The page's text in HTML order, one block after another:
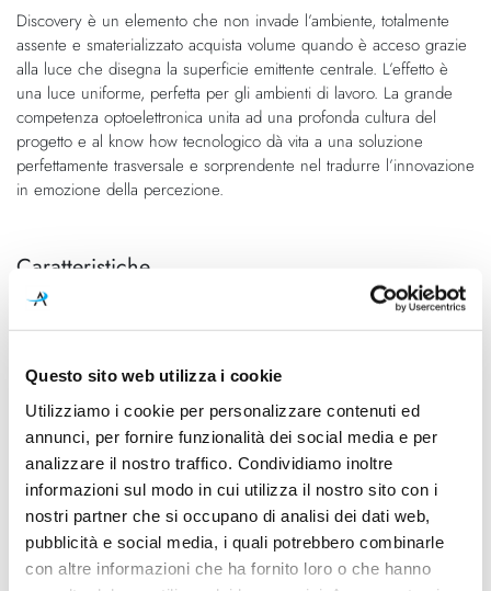
Questo sito web utilizza i cookie
Utilizziamo i cookie per personalizzare contenuti ed
annunci, per fornire funzionalità dei social media e per
analizzare il nostro traffico. Condividiamo inoltre
informazioni sul modo in cui utilizza il nostro sito con i
nostri partner che si occupano di analisi dei dati web,
pubblicità e social media, i quali potrebbero combinarle
con altre informazioni che ha fornito loro o che hanno
galleria
di
immagini
di
immagini
Discovery è un elemento che non invade l’ambiente, totalmente
assente e smaterializzato acquista volume quando è acceso grazie
alla luce che disegna la superficie emittente centrale. L’effetto è
una luce uniforme, perfetta per gli ambienti di lavoro. La grande
competenza optoelettronica unita ad una profonda cultura del
progetto e al know how tecnologico dà vita a una soluzione
perfettamente trasversale e sorprendente nel tradurre l’innovazione
in emozione della percezione.
Caratteristiche
Cod.Art.
1998060A
Ernesto Gismondi
Dimensioni
Ø 700mm x 739mm
Sorgente luminosa
Led
Potenza e attacco
40W - 3000K - 2857Lm
Lampadina
Integrata
Dimmerazione
Dimmerabile
Classe energetica
A++, A+, A